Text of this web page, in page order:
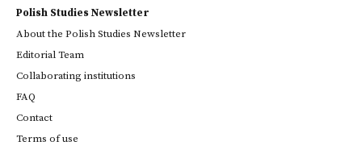
Polish Studies Newsletter
About the Polish Studies Newsletter
Editorial Team
Collaborating institutions
FAQ
Contact
Terms of use